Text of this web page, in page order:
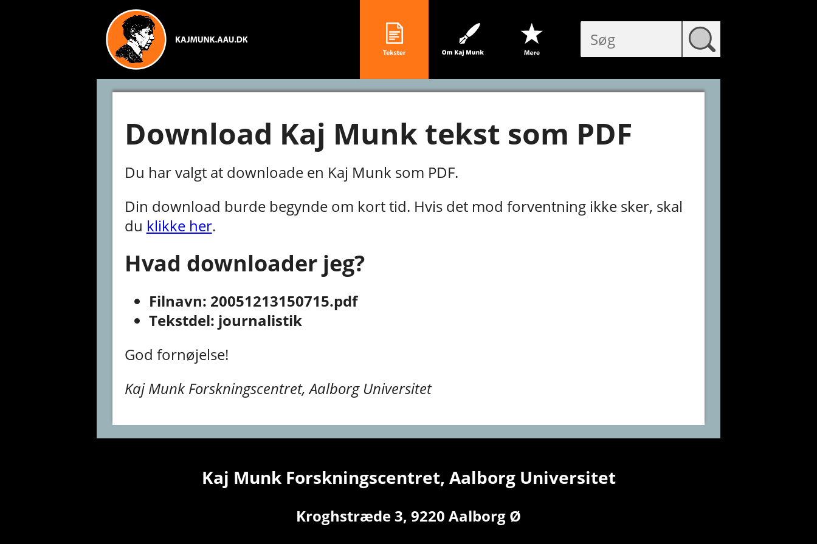
Download Kaj Munk tekst som PDF
Du har valgt at downloade en Kaj Munk som PDF.
Din download burde begynde om kort tid. Hvis det mod forventning ikke sker, skal
du klikke her.
Hvad downloader jeg?
Filnavn: 20051213150715.pdf
Tekstdel: journalistik
God fornøjelse!
Kaj Munk Forskningscentret, Aalborg Universitet
Kaj Munk Forskningscentret, Aalborg Universitet
Kroghstræde 3, 9220 Aalborg Ø